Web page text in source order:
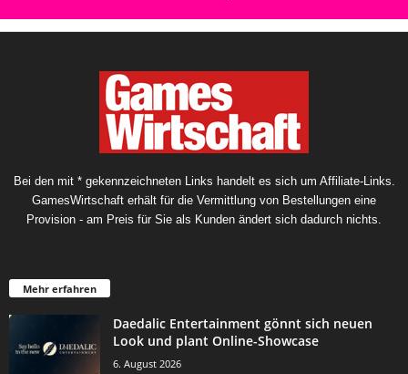
Bei den mit * gekennzeichneten Links handelt es sich um Affiliate-Links.
GamesWirtschaft erhält für die Vermittlung von Bestellungen eine
Provision - am Preis für Sie als Kunden ändert sich dadurch nichts.
Mehr erfahren
Daedalic Entertainment gönnt sich neuen
Look und plant Online-Showcase
6. August 2026